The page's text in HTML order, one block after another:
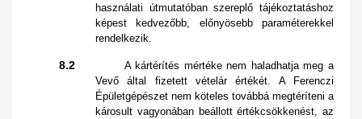
használati útmutatóban szereplő tájékoztatáshoz
képest kedvezőbb, előnyösebb paraméterekkel
rendelkezik.
8.2 A kártérítés mértéke nem haladhatja meg a
Vevő által fizetett vételár értékét. A Ferenczi
Épületgépészet nem köteles továbbá megtéríteni a
károsult vagyonában beállott értékcsökkenést, az